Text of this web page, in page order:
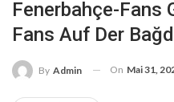
Fenerbahçe-Fans
Fans Auf Der
By Admin On Mai 31,